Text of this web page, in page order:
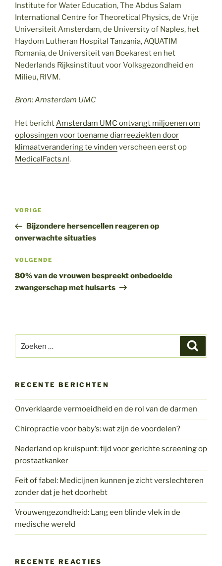
Institute for Water Education, The Abdus Salam
International Centre for Theoretical Physics, de Vrije
Universiteit Amsterdam, de University of Naples, het
Haydom Lutheran Hospital Tanzania, AQUATIM
Romania, de Universiteit van Boekarest en het
Nederlands Rijksinstituut voor Volksgezondheid en
Milieu, RIVM.
Bron: Amsterdam UMC
Het berichtAmsterdam UMC ontvangt miljoenen om
oplossingen voor toename diarreeziekten door
klimaatverandering te vinden verscheen eerst op
MedicalFacts.nl.
Bericht
Vorig
bericht
VORIGE
Bijzondere hersencellen reageren op
onverwachte situaties
Volgend
bericht
VOLGENDE
80% van de vrouwen bespreekt onbedoelde
zwangerschap met huisarts
naar:
RECENTE BERICHTEN
Onverklaarde vermoeidheid en de rol van de darmen
Chiropractie voor baby’s: wat zijn de voordelen?
Nederland op kruispunt: tijd voor gerichte screening op
prostaatkanker
Feit of fabel: Medicijnen kunnen je zicht verslechteren
zonder dat je het doorhebt
Vrouwengezondheid: Lang een blinde vlek in de
medische wereld
RECENTE REACTIES